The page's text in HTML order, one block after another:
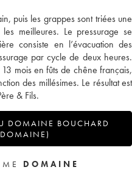
puis les grappes sont triées une
meilleures. Le pressurage se
consiste en l’évacuation des
par cycle de deux heures.
mois en fûts de chêne français,
des millésimes. Le résultat est
& Fils.
DOMAINE BOUCHARD
DOMAINE